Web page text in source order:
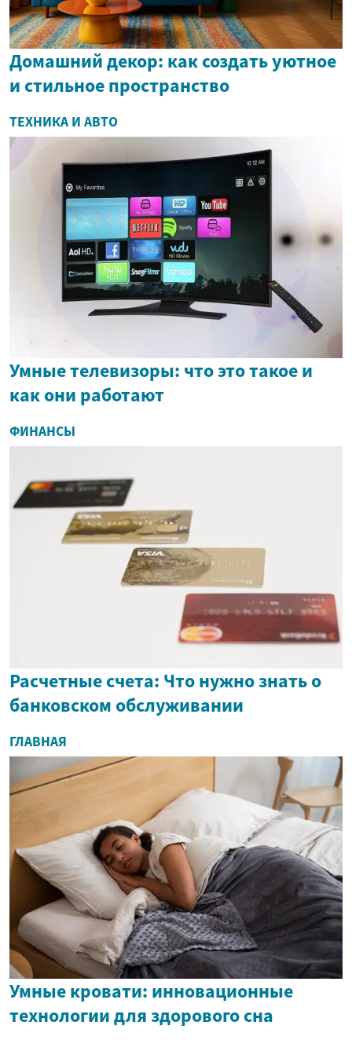
Домашний декор: как создать уютное
и стильное пространство
ТЕХНИКА И АВТО
Умные телевизоры: что это такое и
как они работают
ФИНАНСЫ
Расчетные счета: Что нужно знать о
банковском обслуживании
ГЛАВНАЯ
Умные кровати: инновационные
технологии для здорового сна